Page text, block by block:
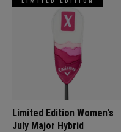
LIMITED EDITION
Limited Edition Women's
July Major Hybrid